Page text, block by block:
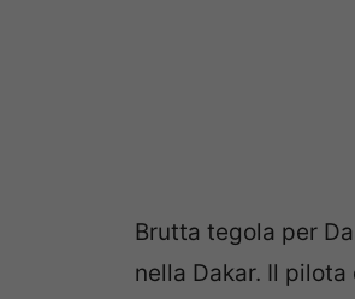
Brutta tegola per
nella Dakar. Il pilota